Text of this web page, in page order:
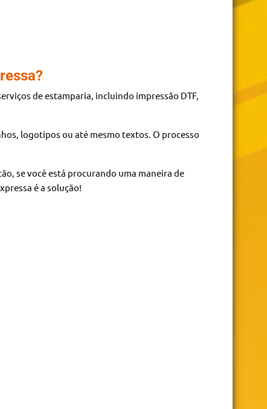
de estamparia, incluindo impressão DTF,
logotipos ou até mesmo textos. O processo
se você está procurando uma maneira de
é a solução!